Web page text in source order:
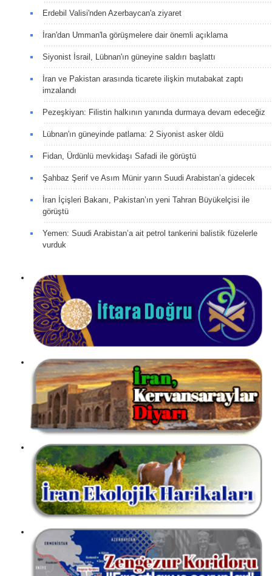
Erdebil Valisi'nden Azerbaycan'a ziyaret
İran'dan Umman'la görüşmelere dair önemli açıklama
Siyonist İsrail, Lübnan'ın güneyine saldırı başlattı
İran ve Pakistan arasında ticarete ilişkin mutabakat zaptı
imzalandı
Pezeşkiyan: Filistin halkının yanında durmaya devam edeceğiz
Lübnan'ın güneyinde patlama: 2 Siyonist asker öldü
Fidan, Ürdünlü mevkidaşı Safadi ile görüştü
Şahbaz Şerif ve Asım Münir yarın Suudi Arabistan’a gidecek
İran İçişleri Bakanı, Pakistan’ın yeni Tahran Büyükelçisi ile
görüştü
Yemen: Suudi Arabistan’a ait petrol tankerini balistik füzelerle
vurduk